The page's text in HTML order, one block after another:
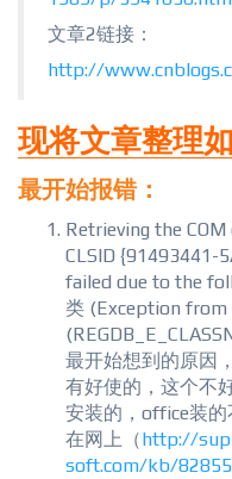
文章2链接：
http://
现将文章整理
最开始报错：
Retrieving the
CLSID {91493441-
failed due to the
类 (Exception from
最开始想到的原因
有好使的，这个不
安装的，office装的
在网上（http://
soft.com/kb/